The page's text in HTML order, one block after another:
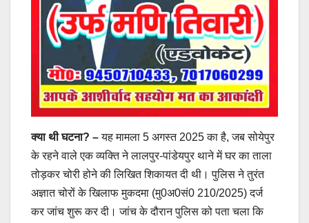
क्या थी घटना? –यह मामला 5 अगस्त 2025 का है, जब सोयेपुर
के रहने वाले एक व्यक्ति ने लालपुर-पांडेयपुर थाने में घर का ताला
तोड़कर चोरी होने की लिखित शिकायत दी थी। पुलिस ने तुरंत
अज्ञात चोरों के खिलाफ मुकदमा (मु0अ0सं0 210/2025) दर्ज
कर जांच शुरू कर दी। जांच के दौरान पुलिस को पता चला कि